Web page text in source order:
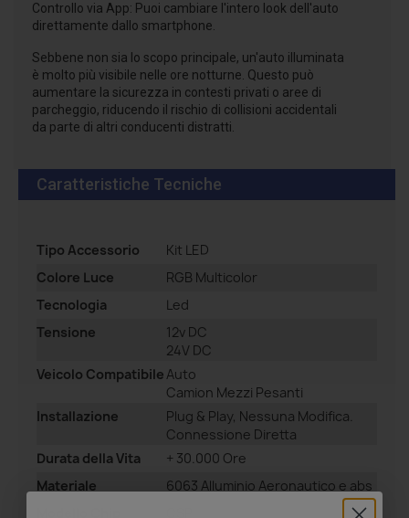
Controllo via App: Puoi cambiare l'intero look dell'auto
direttamente dallo smartphone.
Sebbene non sia lo scopo principale, un'auto illuminata
è molto più visibile nelle ore notturne. Questo può
aumentare la sicurezza in contesti privati o aree di
parcheggio, riducendo il rischio di collisioni accidentali
da parte di altri conducenti distratti.
Caratteristiche Tecniche
Tipo Accessorio
Kit LED
Colore Luce
RGB Multicolor
Tecnologia
Led
Tensione
12v DC
24V DC
Veicolo CompatibileAuto
Camion Mezzi Pesanti
Installazione
Plug & Play, Nessuna Modifica.
Connessione Diretta
Durata della Vita
+ 30.000 Ore
Materiale
6063 Alluminio Aeronautico e abs